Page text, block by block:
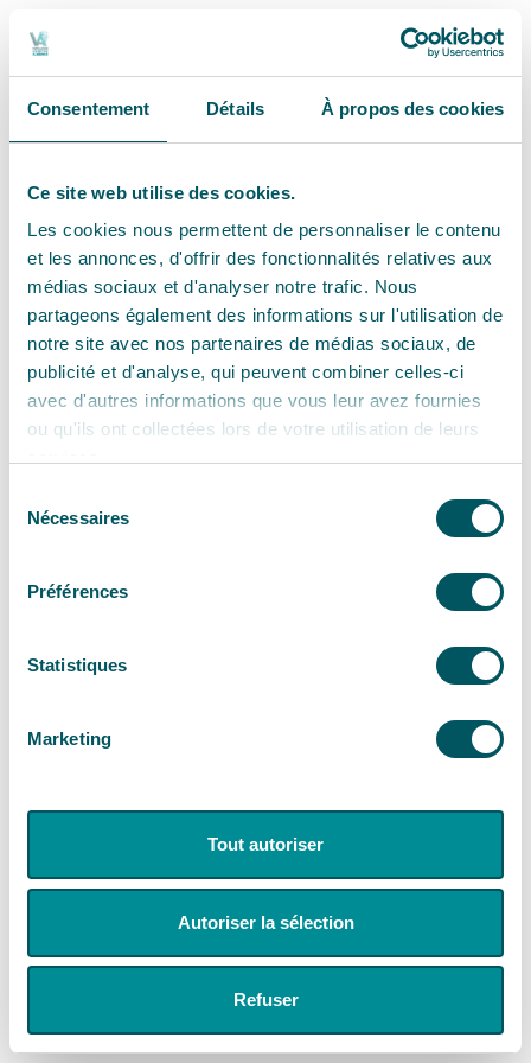
Consentement Détails À propos des cookies
Ce site web utilise des cookies.
Les cookies nous permettent de personnaliser le contenu
et les annonces, d'offrir des fonctionnalités relatives aux
médias sociaux et d'analyser notre trafic. Nous
partageons également des informations sur l'utilisation de
notre site avec nos partenaires de médias sociaux, de
publicité et d'analyse, qui peuvent combiner celles-ci
avec d'autres informations que vous leur avez fournies
ou qu'ils ont collectées lors de votre utilisation de leurs
Nécessaires
Préférences
Statistiques
Marketing
Tout autoriser
Autoriser la sélection
Refuser